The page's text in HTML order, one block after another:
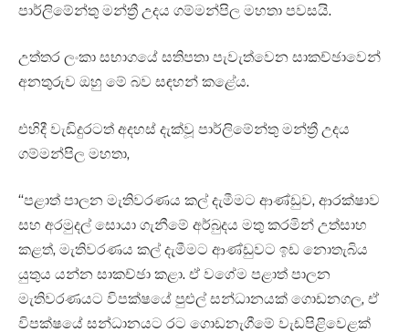
පාර්ලිමේන්තු මන්ත්‍රී උදය ගම්මන්පිල මහතා පවසයි.
උත්තර ලංකා සභාගයේ සතිපතා පැවැත්වෙන සාකච්ඡාවෙන්
අනතුරුව ඔහු මේ බව සඳහන් කළේය.
එහිදී වැඩිදුරටත් අදහස් දැක්වූ පාර්ලිමේන්තු මන්ත්‍රී උදය
ගම්මන්පිල මහතා,
“පළාත් පාලන මැතිවරණය කල් දැමීමට ආණ්ඩුව, ආරක්ෂාව
සහ අරමුදල් සොයා ගැනීමේ අර්බුදය මතු කරමින් උත්සාහ
කළත්, මැතිවරණය කල් දැමීමට ආණ්ඩුවට ඉඩ නොතැබිය
යුතුය යන්න සාකච්ඡා කළා. ඒ වගේම පළාත් පාලන
මැතිවරණයට විපක්ෂයේ පුළුල් සන්ධානයක් ගොඩනගල, ඒ
විපක්ෂයේ සන්ධානයට රට ගොඩනැගීමේ වැඩපිළිවෙළක්